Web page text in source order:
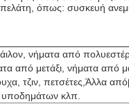
όπως: συσκευή
νήματα από
από μετάξι, νήματα από
τζιν, πετσέτες,Άλλα
κλπ.